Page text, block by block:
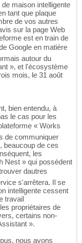
maison intelligente
tant que plaque
de vos autres
sur la page Web
est en train de
Google en matière
autour du
», et l'écosystème
mois, le 31 août
bien entendu, à
le cas pour les
« Works
de communiquer
beaucoup de ces
les
Nest » qui possèdent
dautres
s'arrêtera. Il se
intelligente cessent
travail
propriétaires de
certains non-
».
nous avons